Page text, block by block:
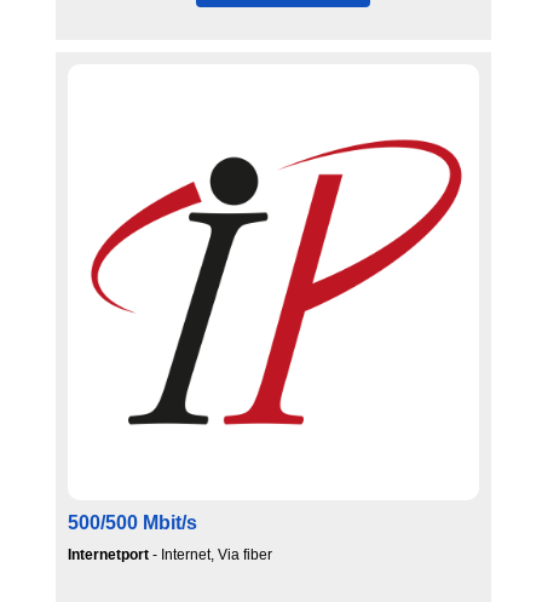
500/500 Mbit/s
Internetport - Internet, Via fiber